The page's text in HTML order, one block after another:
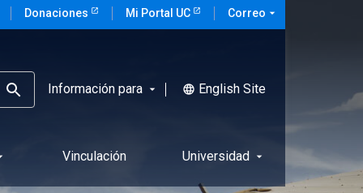
Donaciones Mi Portal UC Correo arrow_drop_down
Información para arrow_drop_down language English Site
Vinculación Universidad arrow_drop_down